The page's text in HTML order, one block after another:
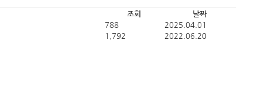
조회
날짜
788
2025.04.01
1,792
2022.06.20